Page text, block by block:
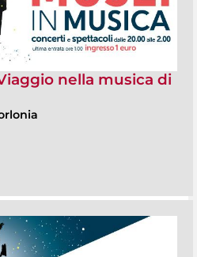
nella musica di